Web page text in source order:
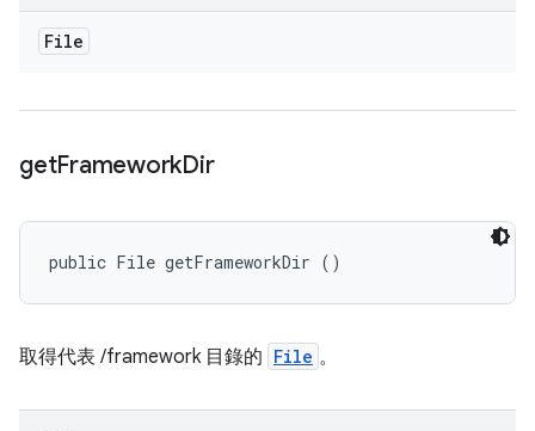
File
getFrameworkDir
public File getFrameworkDir ()
取得代表 /framework 目錄的 File 。